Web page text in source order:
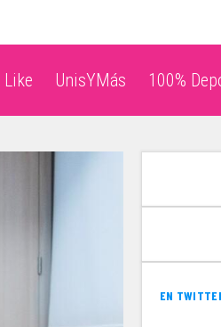
Like UnisYMás 100%
EN